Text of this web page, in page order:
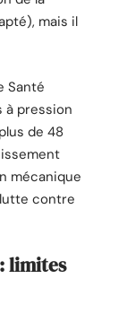
mais il
Santé
à pression
de 48
mécanique
contre
limites